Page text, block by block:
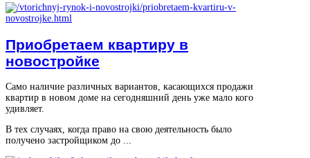
Приобретаем квартиру в
новостройке
Само наличие различных вариантов, касающихся продажи
квартир в новом доме на сегодняшний день уже мало кого
удивляет.
В тех случаях, когда право на свою деятельность было
получено застройщиком до ...